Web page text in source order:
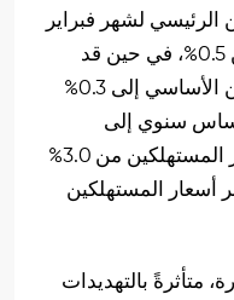
لشهر فبراير
إلى 0.3% على أساس شهري من 0.5%، في حين قد
ينخفض مؤشر أسعار المستهلكين الأساسي إلى 0.3%
أساس سنوي إلى
انخفاض طفيف في مؤشر أسعار المستهلكين من 3.0%
أسعار المستهلكين
متأثرةً بالتهديدات